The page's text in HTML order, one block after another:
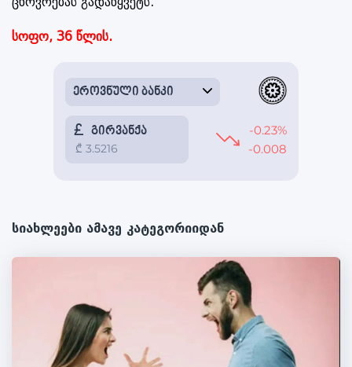
სოფო, 36 წლის.
სიახლეები ამავე კატეგორიიდან